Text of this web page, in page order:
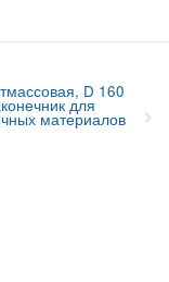
D 160
для
материалов